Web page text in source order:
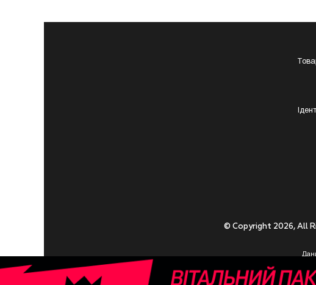
© Copyright 2026, All
Приступаючи до
У разі , якщо Ви